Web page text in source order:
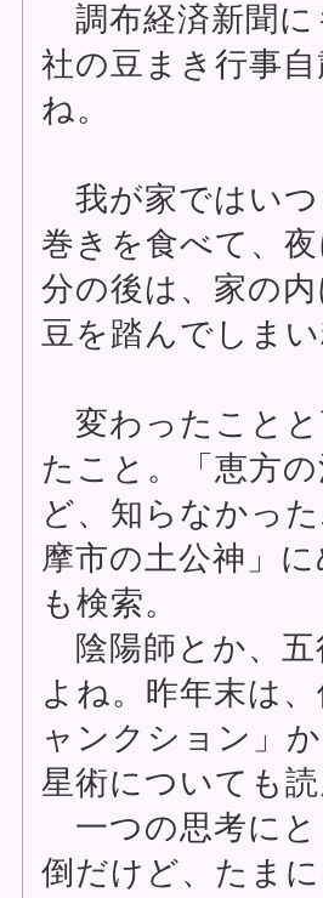
調布経済新聞に
社の豆まき行事
ね。
我が家ではいつ
巻きを食べて、
分の後は、家の
豆を踏んでしま
変わったことと
たこと。「恵方
ど、知らなかっ
摩市の土公神」
も検索。
陰陽師とか、五
よね。昨年末は
ャンクション」
星術についても
一つの思考にと
倒だけど、たま